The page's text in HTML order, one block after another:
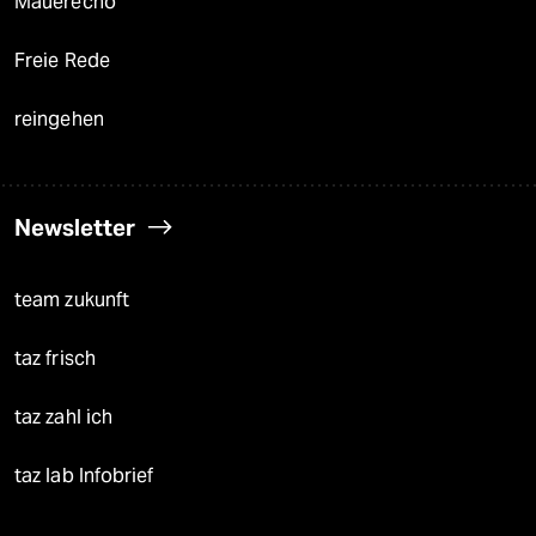
Freie Rede
reingehen
Newsletter
team zukunft
taz frisch
taz zahl ich
taz lab Infobrief